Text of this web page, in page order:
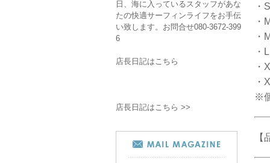
・
・
・
・
・
・
※
日、海に入っているスタッフがあな
たの快適サーフィンライフをお手伝
い致します。お問合せ080-3672-399
6
店長日記はこちら
店長日記はこちら >>